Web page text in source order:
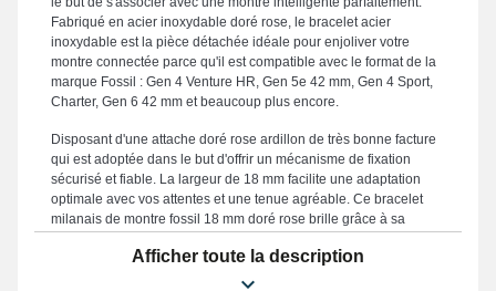
Fabriqué en acier inoxydable doré rose, le bracelet acier
inoxydable est la pièce détachée idéale pour enjoliver votre
montre connectée parce qu'il est compatible avec le format de la
marque Fossil : Gen 4 Venture HR, Gen 5e 42 mm, Gen 4 Sport,
Charter, Gen 6 42 mm et beaucoup plus encore.
Disposant d'une attache doré rose ardillon de très bonne facture
qui est adoptée dans le but d'offrir un mécanisme de fixation
sécurisé et fiable. La largeur de 18 mm facilite une adaptation
optimale avec vos attentes et une tenue agréable. Ce bracelet
milanais de montre fossil 18 mm doré rose brille grâce à sa
un composant démodé ou abîmé et prolonger l'efficacité de votre
montre connectée. Le coloris doré rose incarne un style
Afficher toute la description